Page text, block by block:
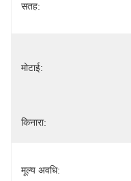
सतह:
मोटाई:
किनारा:
मूल्य अवधि: